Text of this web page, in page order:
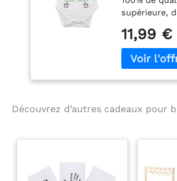
supérieure,
machine à
classique
et fermeture
11,99 €
Découvrez d’autres cadeaux pour